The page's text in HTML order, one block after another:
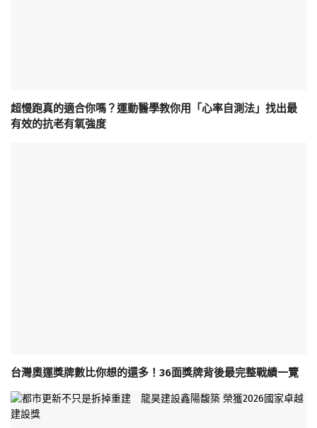
超慢跑真的適合你嗎？運動醫學教你用「心率自測法」找出最
有效的抗老有氧強度
台灣奧運獎牌數比你想的還多！36面獎牌背後最完整戰績一覽